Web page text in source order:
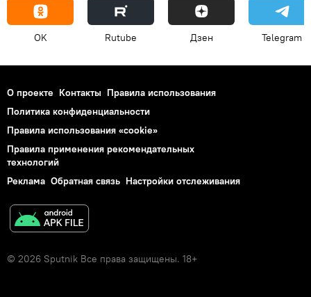
OK Rutube Дзен Telegram
О проекте Контакты Правила использования
Политика конфиденциальности
Правила использования «cookie»
Правила применения рекомендательных
технологий
Реклама Обратная связь Настройки отслеживания
© 2026 Sputnik Все права защищены. 18+